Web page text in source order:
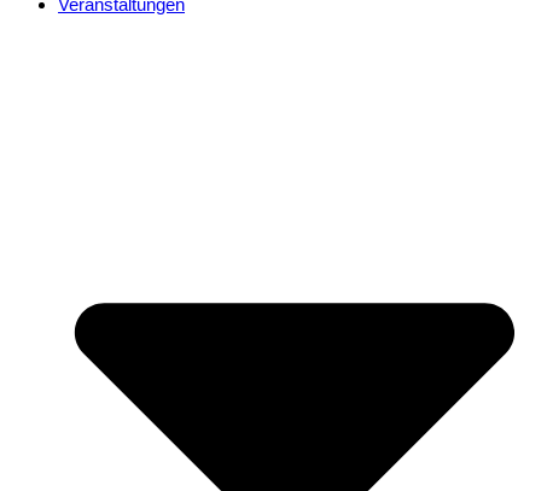
Veranstaltungen